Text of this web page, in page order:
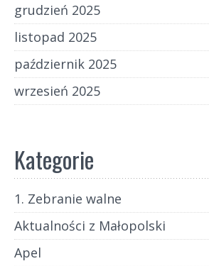
grudzień 2025
listopad 2025
październik 2025
wrzesień 2025
Kategorie
1. Zebranie walne
Aktualności z Małopolski
Apel